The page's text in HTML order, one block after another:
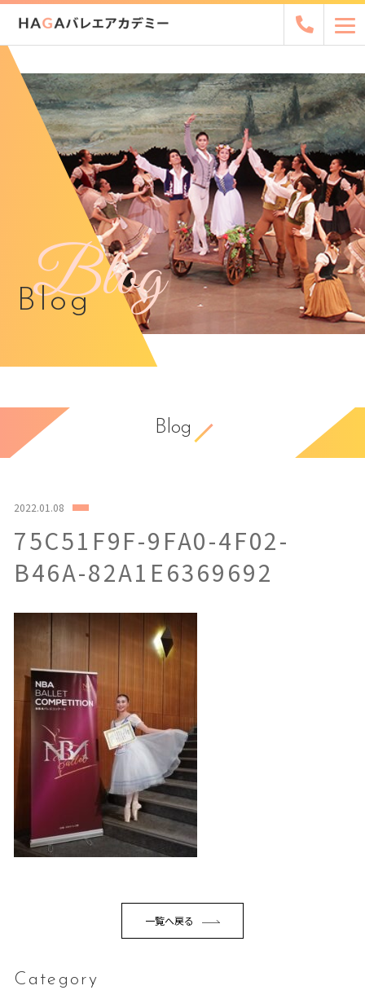
Blog
Blog
Blog
2022.01.08
75C51F9F-9FA0-4F02-
B46A-82A1E6369692
一覧へ戻る
Category